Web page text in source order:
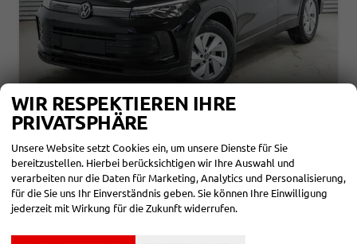
VOLKSWAGEN TIGUAN
1,5 ETSI DSG BASIS - LAGER
sofort lieferbar Fahrzeug mit Tageszulassung
Fahrzeugnr. 863967 Getriebe Automatik
Kraftstoff Benzin Außenfarbe
01.03.2026
WIR RESPEKTIEREN IHRE
PRIVATSPHÄRE
Unsere Website setzt Cookies ein, um unsere Dienste für Sie
bereitzustellen. Hierbei berücksichtigen wir Ihre Auswahl und
verarbeiten nur die Daten für Marketing, Analytics und Personalisierung,
für die Sie uns Ihr Einverständnis geben. Sie können Ihre Einwilligung
jederzeit mit Wirkung für die Zukunft widerrufen.